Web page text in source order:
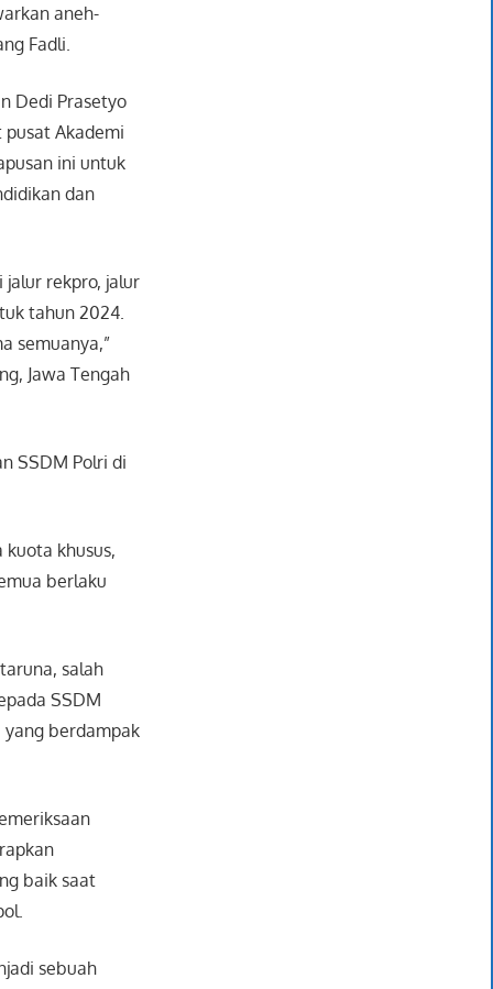
aneh-
Fadli.
Dedi Prasetyo
Akademi
ini untuk
dan
jalur rekpro, jalur
tahun 2024.
semuanya,”
Jawa Tengah
SSDM Polri di
kuota khusus,
berlaku
salah
SSDM
berdampak
baik saat
sebuah